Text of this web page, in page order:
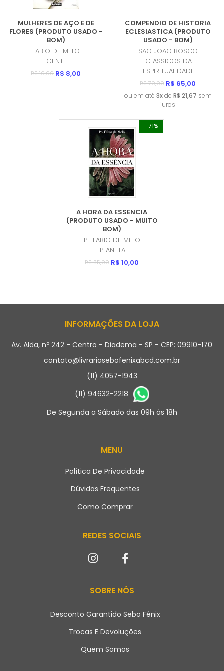
MULHERES DE AÇO E DE
FLORES (PRODUTO USADO -
BOM)
FABIO DE MELO
GENTE
R$ 10,00 R$ 8,00
COMPENDIO DE HISTORIA
ECLESIASTICA (PRODUTO
USADO - BOM)
SAO JOAO BOSCO
CLASSICOS DA
ESPIRITUALIDADE
R$ 70,00 R$ 65,00
ou em até 3xde R$ 21,67 sem
juros
-71%
A HORA DA ESSENCIA
(PRODUTO USADO - MUITO
BOM)
PE FABIO DE MELO
PLANETA
R$ 35,00 R$ 10,00
INFORMAÇÕES DA LOJA
Av. Alda, nº 242 - Centro - Diadema - SP - CEP: 09910-170
contato@livrariasebofenixabcd.com.br
(11) 4057-1943
(11) 94632-2218
De Segunda a Sábado das 09h às 18h
MENU
Política De Privacidade
Dúvidas Frequentes
Como Comprar
REDES SOCIAIS
SOBRE NÓS
Desconto Garantido Sebo Fênix
Trocas E Devoluções
Quem Somos